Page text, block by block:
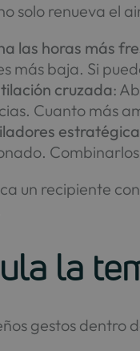
solo renueva el
las horas más
más baja. Si
cruzada:
Cuanto más
un recipiente
la
gestos dentro